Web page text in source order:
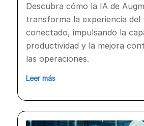
Descubra cómo la IA de
transforma la experiencia del
conectado, impulsando la
productividad y la mejora
las operaciones.
Leer más